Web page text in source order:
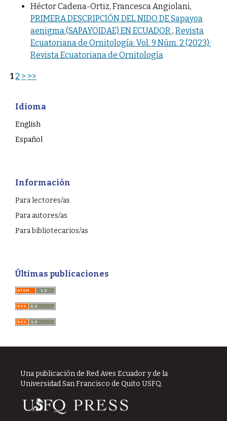
Héctor Cadena-Ortiz, Francesca Angiolani,
PRIMERA DESCRIPCIÓN DEL NIDO DE Sapayoa
aenigma (SAPAYOIDAE) EN ECUADOR, Revista
Ecuatoriana de Ornitología: Vol. 9 Núm. 2 (2023):
Revista Ecuatoriana de Ornitología
1 2 > >>
Idioma
English
Español
Información
Para lectores/as
Para autores/as
Para bibliotecarios/as
Últimas publicaciones
Una publicación de Red Aves Ecuador y de la
Universidad San Francisco de Quito USFQ.